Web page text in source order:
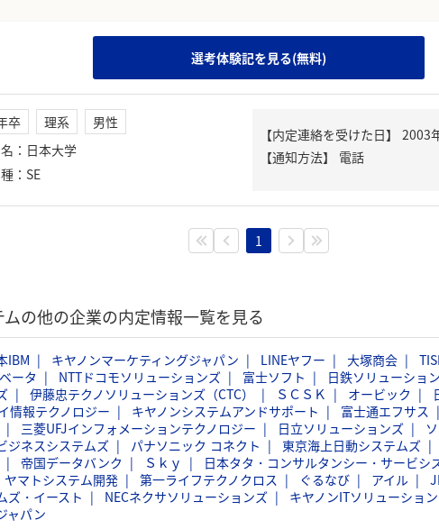
選考体験記を見る(無料)
卒 理系
男性
： 日本大学
： SE
【内定連絡を受けた日】
2003
【通知方法】
電話
1
の他の企業の内定情報一覧を見る
IBM キヤノンマーケティングジャパン LINEヤフー 大塚商会 TISI
ータ
NTTドコモソリューションズ 富士ソフト 日鉄ソリューショ
伊藤忠テクノソリューションズ（CTC） ＳＣＳＫ オービック
情報テクノロジー キヤノンシステムアンドサポート 富士通エフサス
三菱UFJインフォメーションテクノロジー 日立ソリューションズ
ジネスシステムズ パナソニック コネクト 東京海上日動システムズ
帝国データバンク Ｓｋｙ 日本タタ・コンサルタンシー・サービシ
ヤマトシステム開発 第一ライフテクノクロス ぐるなび アイル
ズ・イースト NECネクサソリューションズ キヤノンITソリューショ
ャパン